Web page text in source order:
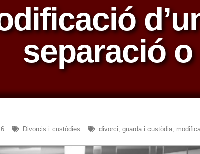
separació
Divorcis i custòdies divorci guarda i custòdia